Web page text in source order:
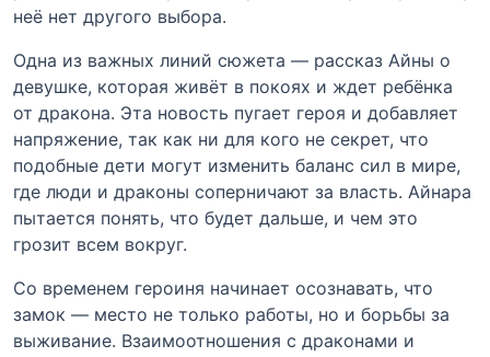
неё нет другого выбора.
Одна из важных линий сюжета — рассказ Айны о
девушке, которая живёт в покоях и ждет ребёнка
от дракона. Эта новость пугает героя и добавляет
напряжение, так как ни для кого не секрет, что
подобные дети могут изменить баланс сил в мире,
где люди и драконы соперничают за власть. Айнара
пытается понять, что будет дальше, и чем это
грозит всем вокруг.
Со временем героиня начинает осознавать, что
замок — место не только работы, но и борьбы за
выживание. Взаимоотношения с драконами и